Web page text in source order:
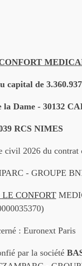
capital de
la Dame - 30132
RCS NIMES
civil 2026 du
- GROUPE
CONFORT
: Euronext Paris
par la société